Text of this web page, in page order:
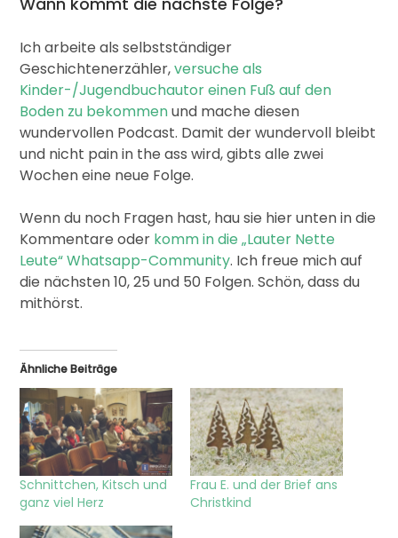
Ich arbeite als selbstständiger
Geschichtenerzähler,versuche als
Kinder-/Jugendbuchautor einen Fuß auf den
Boden zu bekommenund mache diesen
wundervollen Podcast. Damit der wundervoll bleibt
und nicht pain in the ass wird, gibts alle zwei
Wochen eine neue Folge.
Wenn du noch Fragen hast, hau sie hier unten in die
Kommentare oder komm in die „Lauter Nette
Leute“ Whatsapp-Community. Ich freue mich auf
die nächsten 10, 25 und 50 Folgen. Schön, dass du
mithörst.
Ähnliche Beiträge
Schnittchen, Kitsch und
ganz viel Herz
Frau E. und der Brief ans
Christkind